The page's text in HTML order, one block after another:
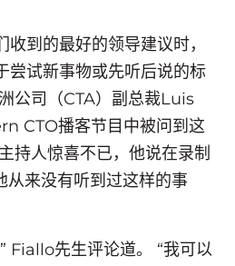
到的最好的领导建议时，
尝试新事物或先听后说的标
公司（CTA）副总裁Luis
CTO播客节目中被问到这
持人惊喜不已，他说在录制
来没有听到过这样的事
Fiallo先生评论道。 “我可以